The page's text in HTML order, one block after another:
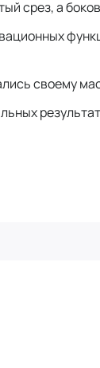
срез, а
своему